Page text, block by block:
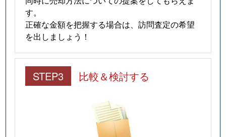
す。
正確な金額を把握する場合は、訪問査定の希望
を出しましょう！
STEP3 比較＆検討する